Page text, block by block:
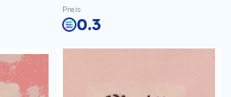
Preis
0.3